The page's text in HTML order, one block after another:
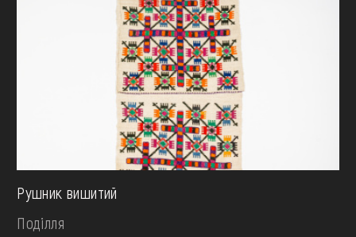
Рушник вишитий
Поділля